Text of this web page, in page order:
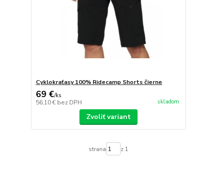
Cyklokraťasy 100% Ridecamp Shorts čierne
69 €/ks
56,10 € bez DPH skladom
Zvoliť variant
strana z 1